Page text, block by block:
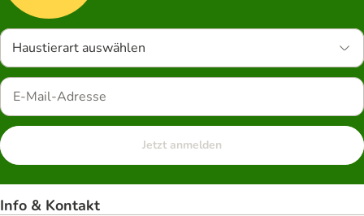
Haustierart auswählen
Jetzt anmelden
Info & Kontakt